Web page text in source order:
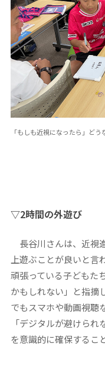
「もしも近視になったら」ど
▽2時間の外遊び
長谷川さんは、近視
上遊ぶことが良いと言
頑張っている子どもた
かもしれない」と指摘
でもスマホや動画視聴
「デジタルが避けら
を意識的に確保するこ